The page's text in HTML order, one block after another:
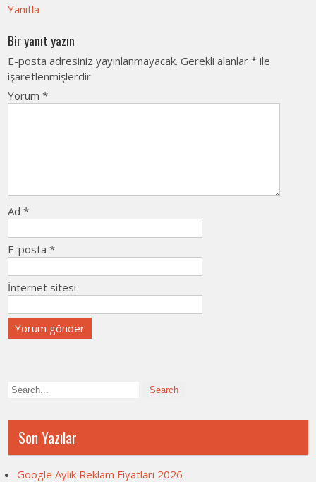
Yanıtla
Bir yanıt yazın
E-posta adresiniz yayınlanmayacak. Gerekli alanlar* ile
işaretlenmişlerdir
Yorum*
Ad*
E-posta*
İnternet sitesi
Son Yazılar
Google Aylık Reklam Fiyatları 2026